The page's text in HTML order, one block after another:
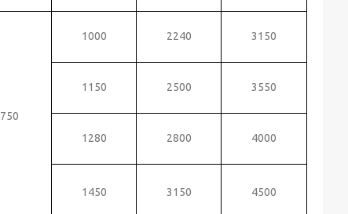
750
1000 2240 3150
1150 2500 3550
1280 2800 4000
1450 3150 4500